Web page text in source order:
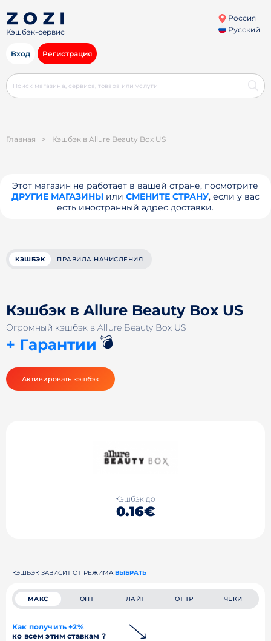
Кэшбэк-сервис
Россия
Русский
Вход Регистрация
Главная > Кэшбэк в Allure Beauty Box US
Этот магазин не работает в вашей стране, посмотрите
ДРУГИЕ МАГАЗИНЫили СМЕНИТЕ СТРАНУ, если у вас
есть иностранный адрес доставки.
КЭШБЭК ПРАВИЛА НАЧИСЛЕНИЯ
Кэшбэк в Allure Beauty Box US
Огромный кэшбэк в Allure Beauty Box US
+ Гарантии 💣
Активировать кэшбэк
Кэшбэк до
0.16€
КЭШБЭК ЗАВИСИТ ОТ РЕЖИМА ВЫБРАТЬ
МАКС ОПТ ЛАЙТ ОТ 1₽ ЧЕКИ
Как получить +2%
ко всем этим ставкам ?